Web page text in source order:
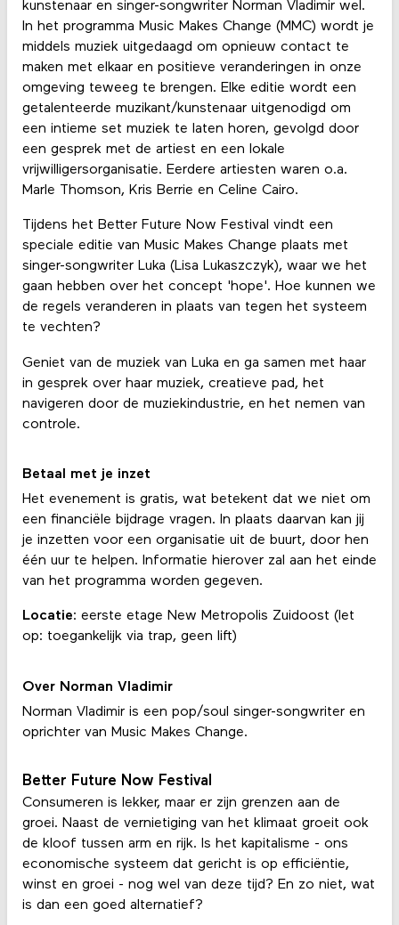
kunstenaar en singer-songwriter Norman Vladimir wel.
In het programma Music Makes Change (MMC) wordt je
middels muziek uitgedaagd om opnieuw contact te
maken met elkaar en positieve veranderingen in onze
omgeving teweeg te brengen. Elke editie wordt een
getalenteerde muzikant/kunstenaar uitgenodigd om
een intieme set muziek te laten horen, gevolgd door
een gesprek met de artiest en een lokale
vrijwilligersorganisatie. Eerdere artiesten waren o.a.
Marle Thomson, Kris Berrie en Celine Cairo.
Tijdens het Better Future Now Festival vindt een
speciale editie van Music Makes Change plaats met
singer-songwriter Luka (Lisa Lukaszczyk), waar we het
gaan hebben over het concept 'hope'. Hoe kunnen we
de regels veranderen in plaats van tegen het systeem
te vechten?
Geniet van de muziek van Luka en ga samen met haar
in gesprek over haar muziek, creatieve pad, het
navigeren door de muziekindustrie, en het nemen van
controle.
Betaal met je inzet
Het evenement is gratis, wat betekent dat we niet om
een financiële bijdrage vragen. In plaats daarvan kan jij
je inzetten voor een organisatie uit de buurt, door hen
één uur te helpen. Informatie hierover zal aan het einde
van het programma worden gegeven.
Locatie: eerste etage New Metropolis Zuidoost (let
op: toegankelijk via trap, geen lift)
Over Norman Vladimir
Norman Vladimir is een pop/soul singer-songwriter en
oprichter van Music Makes Change.
Better Future Now Festival
Consumeren is lekker, maar er zijn grenzen aan de
groei. Naast de vernietiging van het klimaat groeit ook
de kloof tussen arm en rijk. Is het kapitalisme - ons
economische systeem dat gericht is op efficiëntie,
winst en groei - nog wel van deze tijd? En zo niet, wat
is dan een goed alternatief?